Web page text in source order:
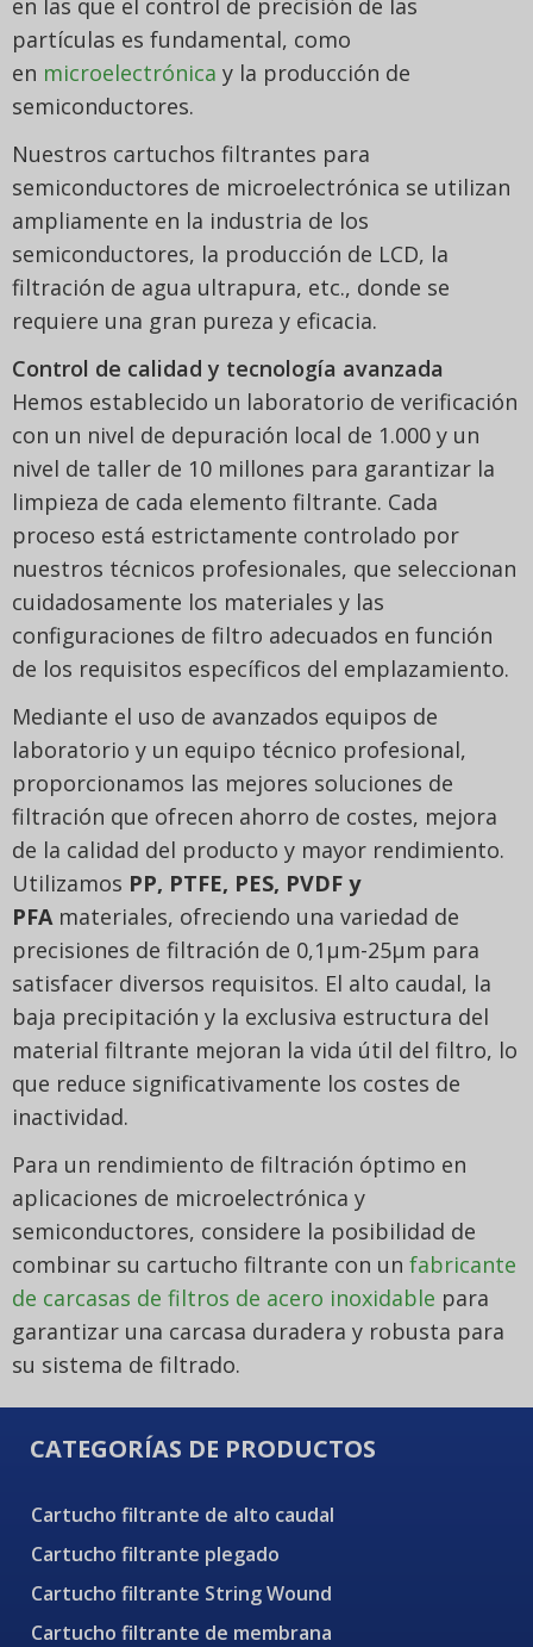
partículas es fundamental, como
en microelectrónica y la producción de
semiconductores.
Nuestros cartuchos filtrantes para
semiconductores de microelectrónica se utilizan
ampliamente en la industria de los
semiconductores, la producción de LCD, la
filtración de agua ultrapura, etc., donde se
requiere una gran pureza y eficacia.
Control de calidad y tecnología avanzada
Hemos establecido un laboratorio de verificación
con un nivel de depuración local de 1.000 y un
nivel de taller de 10 millones para garantizar la
limpieza de cada elemento filtrante. Cada
proceso está estrictamente controlado por
nuestros técnicos profesionales, que seleccionan
cuidadosamente los materiales y las
configuraciones de filtro adecuados en función
de los requisitos específicos del emplazamiento.
Mediante el uso de avanzados equipos de
laboratorio y un equipo técnico profesional,
proporcionamos las mejores soluciones de
filtración que ofrecen ahorro de costes, mejora
de la calidad del producto y mayor rendimiento.
Utilizamos PP, PTFE, PES, PVDF y
PFA materiales, ofreciendo una variedad de
precisiones de filtración de 0,1μm-25μm para
satisfacer diversos requisitos. El alto caudal, la
baja precipitación y la exclusiva estructura del
material filtrante mejoran la vida útil del filtro, lo
que reduce significativamente los costes de
inactividad.
Para un rendimiento de filtración óptimo en
aplicaciones de microelectrónica y
semiconductores, considere la posibilidad de
combinar su cartucho filtrante con un fabricante
de carcasas de filtros de acero inoxidable para
garantizar una carcasa duradera y robusta para
su sistema de filtrado.
CATEGORÍAS DE PRODUCTOS
Cartucho filtrante de alto caudal
Cartucho filtrante plegado
Cartucho filtrante String Wound
Cartucho filtrante de membrana